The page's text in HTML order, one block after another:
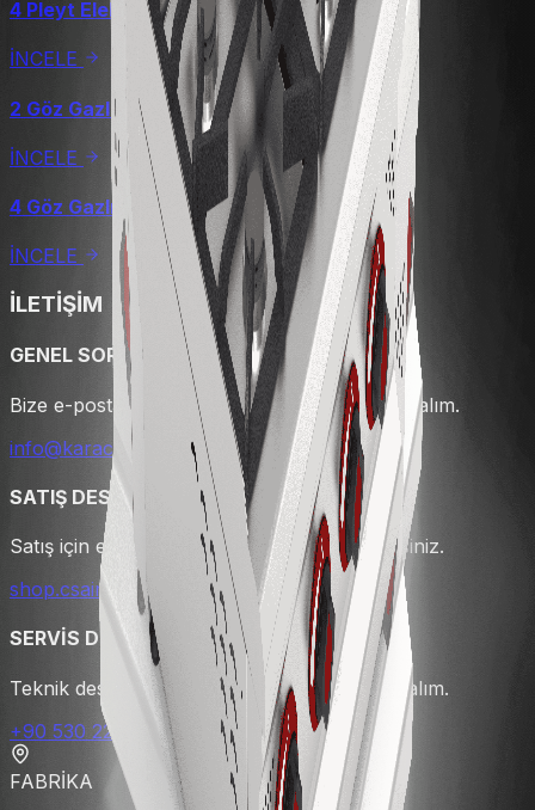
4 Pleyt Elektrikli Ocak
İNCELE
2 Göz Gazlı Ocak
İNCELE
4 Göz Gazlı Ocak
İNCELE
İLETİŞİM
GENEL SORULAR
Bize e-posta gönderin hemen geri dönüş yapalım.
info@karacasan.com
SATIŞ DESTEĞİ
Satış için e-ticaret sayfamızı ziyaret edebilirsiniz.
shop.csainox.com.tr
SERVİS DESTEĞİ
Teknik destek için hemen arayın yardımcı olalım.
+90 530 224 6888
FABRİKA